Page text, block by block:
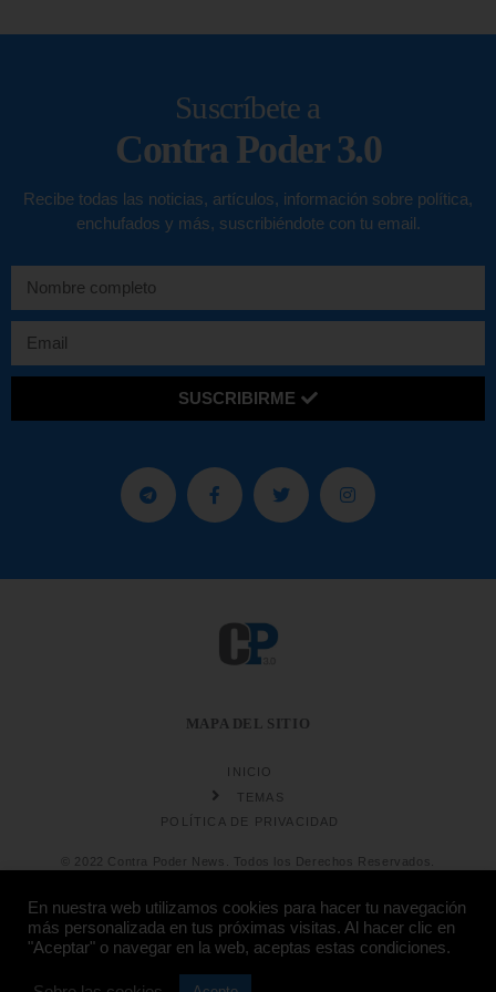
Suscríbete a
Contra Poder 3.0
Recibe todas las noticias, artículos, información sobre política,
enchufados y más, suscribiéndote con tu email.
SUSCRIBIRME
MAPA DEL SITIO
INICIO
TEMAS
POLÍTICA DE PRIVACIDAD
© 2022 Contra Poder News. Todos los Derechos Reservados.
En nuestra web utilizamos cookies para hacer tu navegación
más personalizada en tus próximas visitas. Al hacer clic en
"Aceptar" o navegar en la web, aceptas estas condiciones.